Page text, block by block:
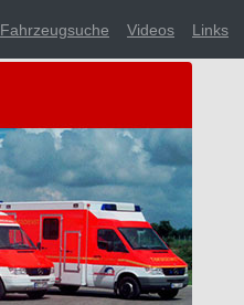
Fahrzeugsuche Videos Links